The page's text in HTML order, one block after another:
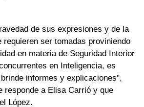
de sus expresiones y de la
requieren ser tomadas proviniendo
en materia de Seguridad Interior
en Inteligencia, es
informes y explicaciones",
responde a Elisa Carrió y que
López.